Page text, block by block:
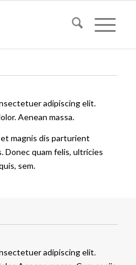
adipiscing elit.
Aenean massa.
magnis dis parturient
Donec quam felis, ultricies
sem.
adipiscing elit.